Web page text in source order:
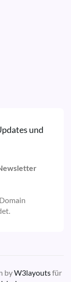
und
byW3layoutsfür